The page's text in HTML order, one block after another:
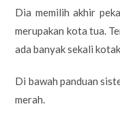
Dia memilih akhir
merupakan kota tua.
ada banyak sekali
Di bawah panduan
merah.